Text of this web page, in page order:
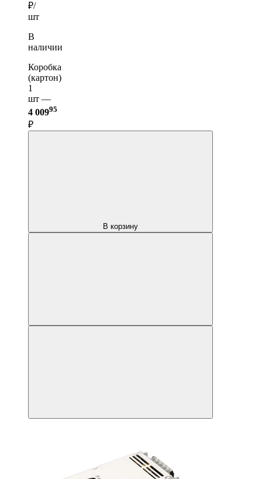
₽/
шт
В
наличии
Коробка
(картон)
1
шт —
4 00995
₽
В корзину